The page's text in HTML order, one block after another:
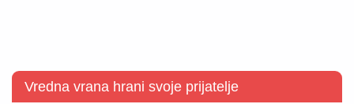
Vredna vrana hrani svoje prijatelje